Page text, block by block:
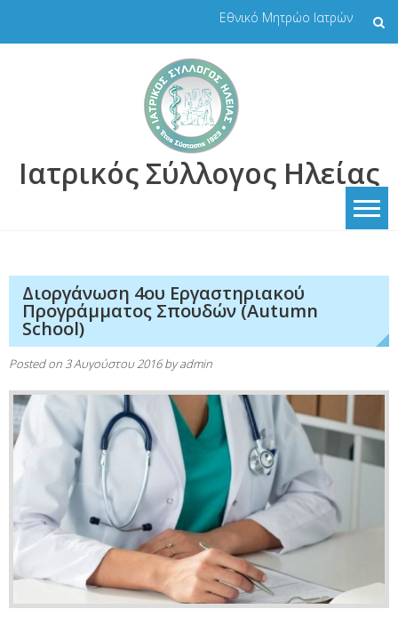
Εθνικό Μητρώο Ιατρών
Ιατρικός Σύλλογος Ηλείας
Διοργάνωση 4ου Εργαστηριακού
Προγράμματος Σπουδών (Autumn
School)
Posted on3 Αυγούστου 2016byadmin